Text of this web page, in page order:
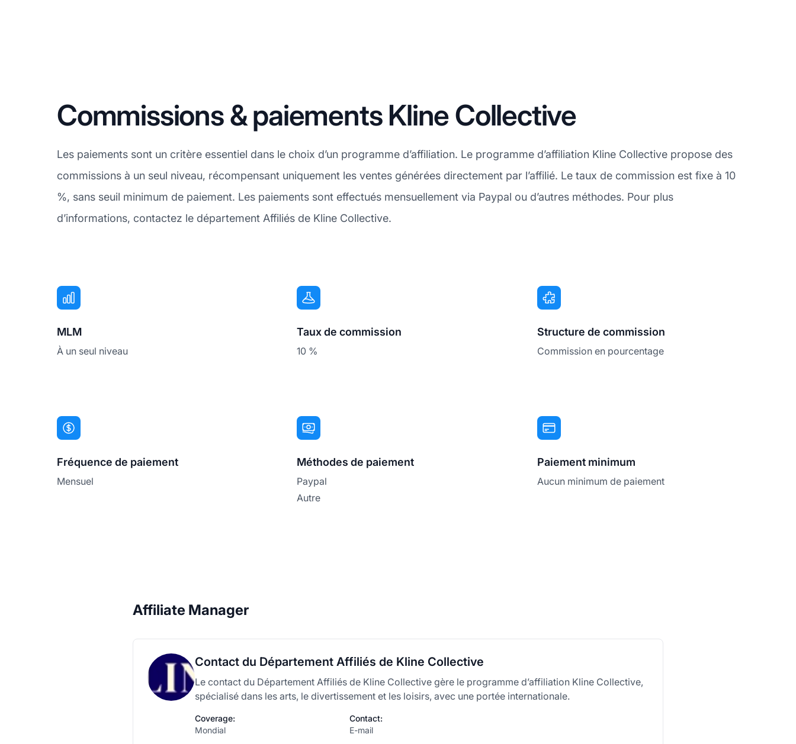
Commissions & paiements Kline Collective
Les paiements sont un critère essentiel dans le choix d’un programme d’affiliation. Le programme d’affiliation Kline Collective propose des
commissions à un seul niveau, récompensant uniquement les ventes générées directement par l’affilié. Le taux de commission est fixe à 10
%, sans seuil minimum de paiement. Les paiements sont effectués mensuellement via Paypal ou d’autres méthodes. Pour plus
d’informations, contactez le département Affiliés de Kline Collective.
MLM
À un seul niveau
Taux de commission
10 %
Structure de commission
Commission en pourcentage
Fréquence de paiement
Mensuel
Méthodes de paiement
Paypal
Autre
Paiement minimum
Aucun minimum de paiement
Affiliate Manager
Contact du Département Affiliés de Kline Collective
Le contact du Département Affiliés de Kline Collective gère le programme d’affiliation Kline Collective,
spécialisé dans les arts, le divertissement et les loisirs, avec une portée internationale.
Coverage:
Mondial
Contact:
E-mail